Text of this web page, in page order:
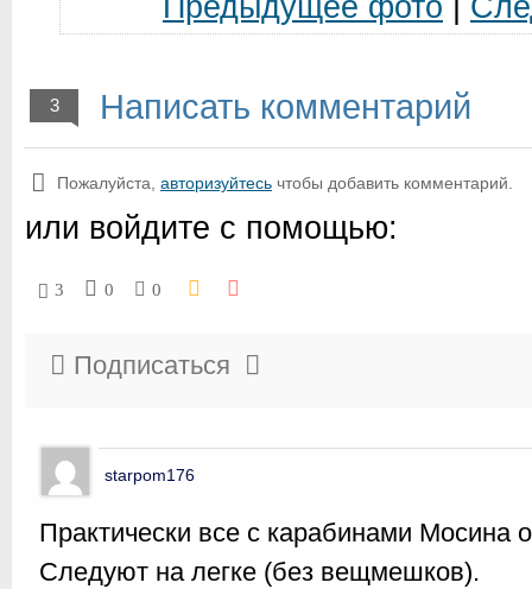
Предыдущее фото
3 Написать комментарий
Пожалуйста, авторизуйтесь чтобы добавить комментарий.
или войдите с помощью:
3 0 0
Подписаться
starpom176
Практически все с карабинами Мосина
Следуют на легке (без вещмешков).